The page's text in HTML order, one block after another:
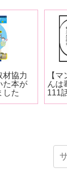
材協力
た本が
した
【
んは
111